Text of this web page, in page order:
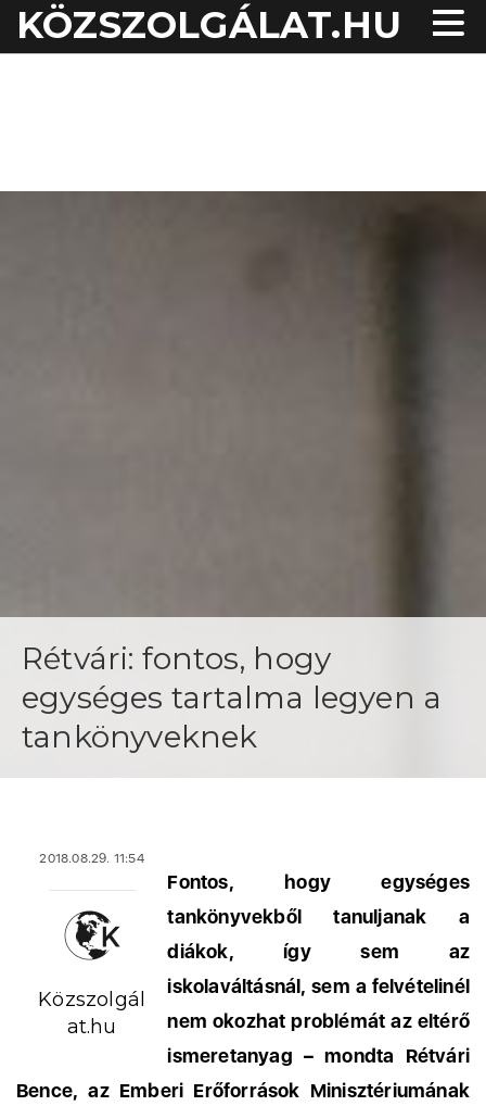
KÖZSZOLGÁLAT.HU
Rétvári: fontos, hogy
egységes tartalma legyen a
tankönyveknek
2018.08.29. 11:54
Közszolgál
at.hu
Fontos, hogy egységes
tankönyvekből tanuljanak a
diákok, így sem az
iskolaváltásnál, sem a felvételinél
nem okozhat problémát az eltérő
ismeretanyag – mondta Rétvári
Bence, az Emberi Erőforrások Minisztériumának